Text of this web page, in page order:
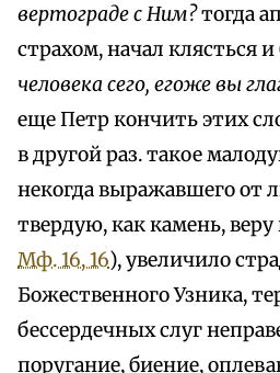
вертограде с Ним?тогда
страхом, начал клясться
человека сего, егоже вы
еще Петр кончить этих
в другой раз. такое
некогда выражавшего от
твердую, как камень,
Мф. 16, 16), увеличило
Божественного Узника,
бессердечных слуг
поругание, биение,